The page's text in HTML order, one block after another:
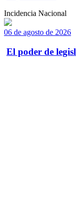
Incidencia Nacional
06 de agosto de 2026
El poder de